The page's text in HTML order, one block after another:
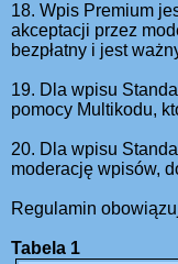
18. Wpis Premium
akceptacji przez
bezpłatny i jest
19. Dla wpisu
pomocy Multikodu,
20. Dla wpisu
moderację wpisów,
Regulamin
Tabela 1